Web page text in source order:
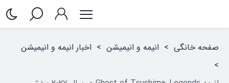
صفحه خانگی > انیمه و انیمیشن > اخبار انیمه و انیمیشن
>